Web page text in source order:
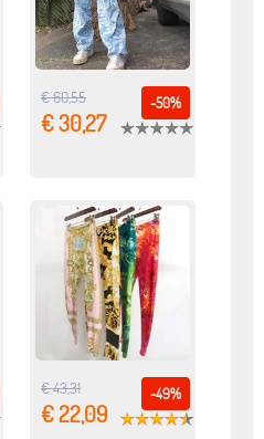
-50%
€ 60,55
€ 30,27
-49%
€ 43,31
€ 22,09